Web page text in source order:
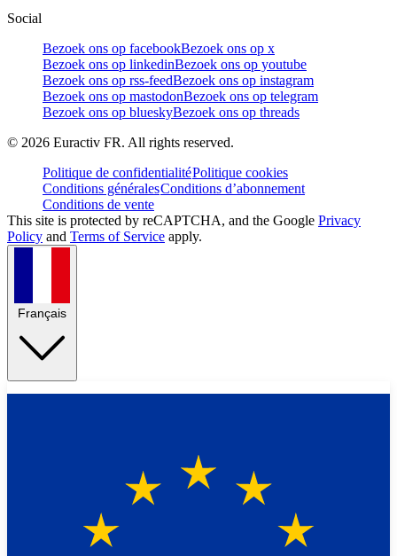
Social
Bezoek ons op facebookBezoek ons op x
Bezoek ons op linkedinBezoek ons op youtube
Bezoek ons op rss-feedBezoek ons op instagram
Bezoek ons op mastodonBezoek ons op telegram
Bezoek ons op blueskyBezoek ons op threads
© 2026 Euractiv FR. All rights reserved.
Politique de confidentialitéPolitique cookies
Conditions généralesConditions d’abonnement
Conditions de vente
This site is protected by reCAPTCHA, and the Google Privacy
Policy and Terms of Service apply.
Français